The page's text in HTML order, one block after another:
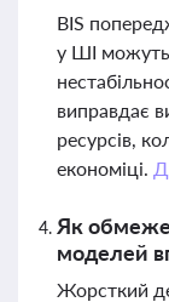
BIS
у ШІ можуть
виправдає
ресурсів,
економіці.
Як
моделей
Жорсткий